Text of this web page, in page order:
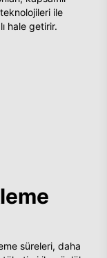
ile
hale getirir.
süreleri, daha